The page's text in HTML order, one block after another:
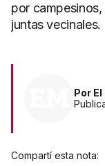
por
juntas vecinales.
Por
Compartí esta nota: